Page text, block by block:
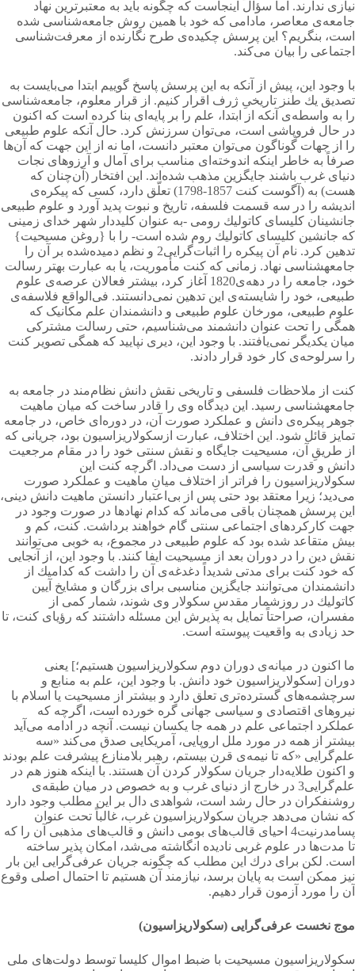
نیازی ندارند. اما سؤال اینجاست كه چگونه باید به معتبرترین نهاد
جامعه‌ی معاصر، مادامی كه خود با همین روش جامعه‌شناسی شده
است، بنگریم؟ این پرسش چکیده‌ی طرح نگارنده از معرفت‌شناسی
اجتماعی را بیان می‌کند.
با وجود این، پیش از آنكه به این پرسش پاسخ گوییم ابتدا می‌بایست به
تصدیق یك طنز تاریخیِ ژرف اقرار كنیم. از قرار معلوم، جامعه‌شناسی
را به واسطه‌ی آنكه از ابتدا، علم را بر پایه‌ای بنا كرده است كه اكنون
در حال فروپاشی است، می‌توان سرزنش كرد. حال آنكه علوم طبیعی
را از جهات گوناگون می‌توان معتبر دانست، اما نه از این جهت كه آن‌ها
صرفاً به خاطر اینكه اندوخته‌ای مناسب برای آمال و آرزوهای نجات
دنیای غرب باشند جایگزین مذهب شده‌اند. این افتخار (آن‌چنان كه
هست) به (آگوست كنت 1857-1798) تعلّق دارد، كسی كه پیکره‌ی
اندیشه را در سه قسمت فلسفه، تاریخ و نبوت پدید آورد و علوم طبیعی
جانشینان کلیسای كاتولیك رومی -به عنوان كلیددار شهر خدای زمینی
كه جانشین كلیسای كاتولیك روم شده است- را با {روغن مسیحیت}
تدهین كرد. نام آن پیكره را اثبات‌گرایی2 و نظم دمیده‌شده بر آن را
جامعهشناسی نهاد. زمانی كه كنت مأموریت، یا به عبارت بهتر رسالت
خود، جامعه را در دهه‌ی1820 آغاز كرد، بیشتر فعالان عرصه‌ی علوم
طبیعی، خود را شایسته‌ی این تدهین نمی‌دانستند. فی‌الواقع فلاسفه‌ی
علوم طبیعی، مورخان علوم طبیعی و دانشمندان علم مکانیک که
همگی را تحت عنوان دانشمند می‌شناسیم، حتی رسالت مشتركی
میان یكدیگر نمی‌یافتند. با وجود این، دیری نپایید كه همگی تصویر کنت
را سرلوحه‌ی كار خود قرار دادند.
کنت از ملاحظات فلسفی و تاریخی نقش دانش نظام‌مند در جامعه به
جامعهشناسی رسید. این دیدگاه وی را قادر ساخت كه میان ماهیت
جوهر پیکره‌ی دانش و عملكرد صورت آن، در دوره‌ای خاص، در جامعه
تمایز قائل شود. این اختلاف، عبارت ازسكولاریزاسیون بود، جریانی كه
از طریقِ آن، مسیحیت جایگاه و نقش سنتی خود را در مقام مرجعیت
دانش و قدرت سیاسی از دست می‌داد. اگرچه كنت این
سكولاریزاسیون را فراتر از اختلاف میانِ ماهیت و عملكرد صورت
می‌دید؛ زیرا معتقد بود حتی پس از بی‌اعتبار دانستن ماهیت دانش دینی،
این پرسش همچنان باقی می‌ماند كه كدام نهادها در صورت وجود در
جهت كاركردهای اجتماعی سنتی گام خواهند برداشت. كنت، كم و
بیش متقاعد شده بود كه علوم طبیعی در مجموع، به خوبی می‌توانند
نقش دین را در دوران بعد از مسیحیت ایفا كنند. با وجود این، از آنجایی
كه خود كنت برای مدتی شدیداً دغدغه‌ی آن را داشت كه كدامیك از
دانشمندان می‌توانند جایگزین مناسبی برای بزرگان و مشایخ آیین
كاتولیك در روزشمار مقدسِ سكولار وی شوند، شمار كمی از
مفسران، صراحتاً تمایل به پذیرش این مسئله داشتند كه رؤیای كنت، تا
حد زیادی به واقعیت پیوسته است.
ما اكنون در میانه‌ی دوران دوم سكولاریزاسیون هستیم؛] یعنی
دوران [سكولاریزاسیون خود دانش. با وجود این، علم به منابع و
سرچشمه‌های گسترده‌تری تعلق دارد و بیشتر از مسیحیت یا اسلام با
نیروهای اقتصادی و سیاسی جهانی گره خورده است، اگرچه كه
عملكرد اجتماعی علم در همه جا یكسان نیست. آنچه در ادامه می‌آید
بیشتر از همه در مورد ملل اروپایی، آمریكایی صدق می‌کند «سه
علم‌گرایی «که تا نیمه‌ی قرن بیستم، رهبر بلامنازع پیشرفت علم بودند
و اكنون طلایه‌دار جریان سکولار کردن آن هستند. با اینكه هنوز هم در
علم‌گرایی3 در خارج از دنیای غرب و به خصوص در میان طبقه‌ی
روشنفكران در حال رشد است، شواهدی دال بر این مطلب وجود دارد
كه نشان می‌دهد جریان سكولاریزاسیون غرب، غالباً تحت عنوان
پسامدرنیت4 احیای قالب‌های بومی دانش و قالب‌های مذهبی آن را كه
تا مدت‌ها در علوم غربی نادیده انگاشته می‌شد، امكان پذیر ساخته
است. لكن برای درك این مطلب كه چگونه جریان عرفی‌گرایی این بار
نیز ممكن است به پایان برسد، نیازمند آن هستیم تا احتمال اصلی وقوع
آن را مورد آزمون قرار دهیم.
موج نخست عرفی‌گرایی (سكولاریزاسیون)
سكولاریزاسیون مسیحیت با ضبط اموال كلیسا توسط دولت‌های ملی